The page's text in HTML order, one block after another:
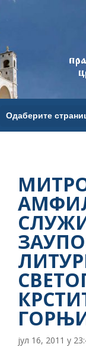
јул 16, 2011 у